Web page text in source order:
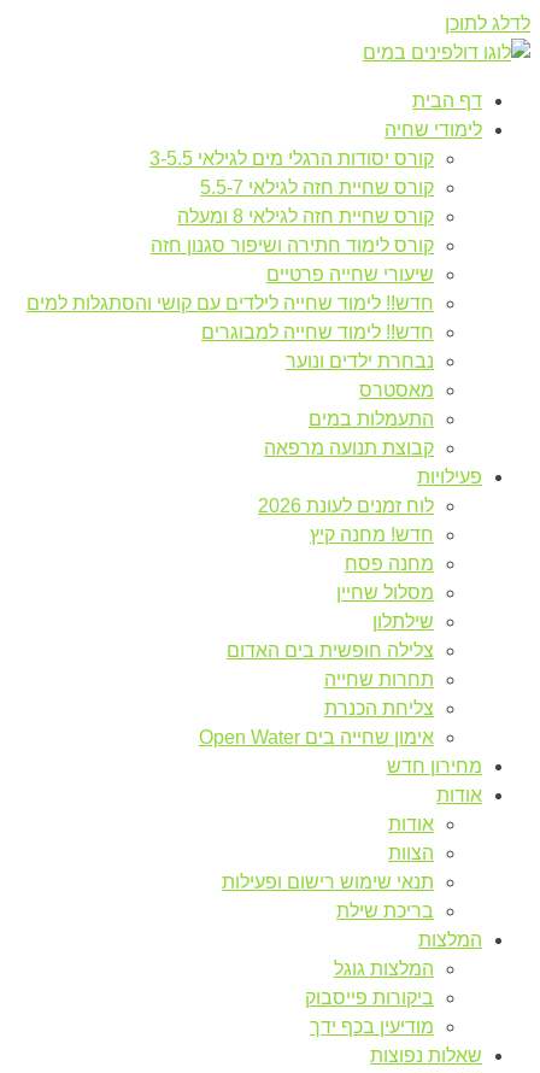
לדלג לתוכן
דף הבית
לימודי שחיה
קורס יסודות הרגלי מים לגילאי 3-5.5
קורס שחיית חזה לגילאי 5.5-7
קורס שחיית חזה לגילאי 8 ומעלה
קורס לימוד חתירה ושיפור סגנון חזה
שיעורי שחייה פרטיים
חדש!! לימוד שחייה לילדים עם קושי והסתגלות למים
חדש!! לימוד שחייה למבוגרים
נבחרת ילדים ונוער
מאסטרס
התעמלות במים
קבוצת תנועה מרפאה
פעילויות
לוח זמנים לעונת 2026
חדש! מחנה קיץ
מחנה פסח
מסלול שחיין
שילתלון
צלילה חופשית בים האדום
תחרות שחייה
צליחת הכנרת
אימון שחייה בים Open Water
מחירון חדש
אודות
אודות
הצוות
תנאי שימוש רישום ופעילות
בריכת שילת
המלצות
המלצות גוגל
ביקורות פייסבוק
מודיעין בכף ידך
שאלות נפוצות